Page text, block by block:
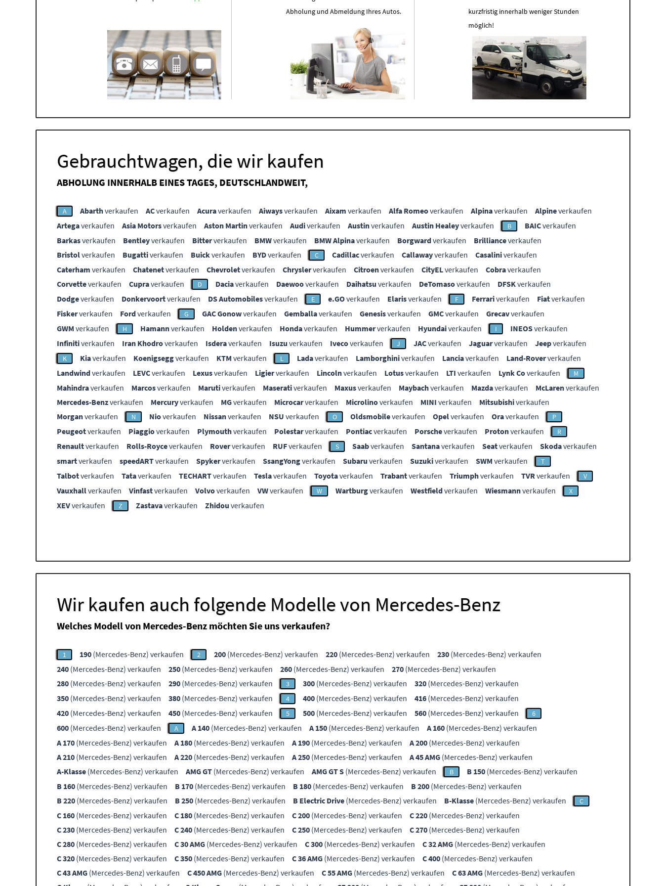
Abholung und Abmeldung Ihres Autos.
kurzfristig innerhalb weniger Stunden
möglich!
Gebrauchtwagen, die wir kaufen
ABHOLUNG INNERHALB EINES TAGES, DEUTSCHLANDWEIT,
A Abarthverkaufen ACverkaufen Acuraverkaufen Aiwaysverkaufen Aixam verkaufen Alfa Romeoverkaufen Alpinaverkaufen Alpineverkaufen
Artegaverkaufen Asia Motorsverkaufen Aston Martinverkaufen Audiverkaufen Austinverkaufen Austin Healeyverkaufen B BAICverkaufen
Barkasverkaufen Bentleyverkaufen Bitterverkaufen BMWverkaufen BMW Alpinaverkaufen Borgwardverkaufen Brillianceverkaufen
Bristolverkaufen Bugattiverkaufen Buickverkaufen BYDverkaufen C Cadillacverkaufen Callawayverkaufen Casaliniverkaufen
Caterham verkaufen Chatenetverkaufen Chevroletverkaufen Chryslerverkaufen Citroenverkaufen CityELverkaufen Cobraverkaufen
Corvetteverkaufen Cupraverkaufen D Daciaverkaufen Daewooverkaufen Daihatsu verkaufen DeTomasoverkaufen DFSKverkaufen
Dodgeverkaufen Donkervoortverkaufen DS Automobilesverkaufen E e.GOverkaufen Elarisverkaufen F Ferrariverkaufen Fiatverkaufen
Fiskerverkaufen Fordverkaufen G GAC Gonowverkaufen Gemballaverkaufen Genesisverkaufen GMCverkaufen Grecavverkaufen
GWM verkaufen H Hamannverkaufen Holdenverkaufen Hondaverkaufen Hummerverkaufen Hyundaiverkaufen I INEOSverkaufen
Infinitiverkaufen Iran Khodroverkaufen Isderaverkaufen Isuzu verkaufen Ivecoverkaufen J JACverkaufen Jaguarverkaufen Jeepverkaufen
K Kiaverkaufen Koenigseggverkaufen KTM verkaufen L Ladaverkaufen Lamborghiniverkaufen Lanciaverkaufen Land-Roververkaufen
Landwindverkaufen LEVCverkaufen Lexusverkaufen Ligierverkaufen Lincolnverkaufen Lotusverkaufen LTI verkaufen Lynk Coverkaufen M
Mahindraverkaufen Marcosverkaufen Marutiverkaufen Maserativerkaufen Maxusverkaufen Maybachverkaufen Mazdaverkaufen McLarenverkaufen
Mercedes-Benzverkaufen Mercuryverkaufen MGverkaufen Microcarverkaufen Microlinoverkaufen MINI verkaufen Mitsubishiverkaufen
Morganverkaufen N Nioverkaufen Nissanverkaufen NSU verkaufen O Oldsmobileverkaufen Opelverkaufen Oraverkaufen P
Peugeotverkaufen Piaggioverkaufen Plymouthverkaufen Polestarverkaufen Pontiacverkaufen Porscheverkaufen Protonverkaufen R
Renaultverkaufen Rolls-Royceverkaufen Roververkaufen RUFverkaufen S Saabverkaufen Santanaverkaufen Seatverkaufen Skodaverkaufen
smartverkaufen speedARTverkaufen Spykerverkaufen SsangYongverkaufen Subaru verkaufen Suzukiverkaufen SWM verkaufen T
Talbotverkaufen Tataverkaufen TECHARTverkaufen Teslaverkaufen Toyotaverkaufen Trabantverkaufen Triumphverkaufen TVRverkaufen V
Vauxhallverkaufen Vinfastverkaufen Volvoverkaufen VWverkaufen W Wartburgverkaufen Westfieldverkaufen Wiesmannverkaufen X
XEVverkaufen Z Zastavaverkaufen Zhidou verkaufen
Wir kaufen auch folgende Modelle von Mercedes-Benz
Welches Modell von Mercedes-Benz möchten Sie uns verkaufen?
1 190 (Mercedes-Benz) verkaufen 2 200 (Mercedes-Benz) verkaufen 220 (Mercedes-Benz) verkaufen 230 (Mercedes-Benz) verkaufen
240 (Mercedes-Benz) verkaufen 250 (Mercedes-Benz) verkaufen 260 (Mercedes-Benz) verkaufen 270 (Mercedes-Benz) verkaufen
280 (Mercedes-Benz) verkaufen 290 (Mercedes-Benz) verkaufen 3 300 (Mercedes-Benz) verkaufen 320 (Mercedes-Benz) verkaufen
350 (Mercedes-Benz) verkaufen 380 (Mercedes-Benz) verkaufen 4 400 (Mercedes-Benz) verkaufen 416 (Mercedes-Benz) verkaufen
420 (Mercedes-Benz) verkaufen 450 (Mercedes-Benz) verkaufen 5 500 (Mercedes-Benz) verkaufen 560 (Mercedes-Benz) verkaufen 6
600 (Mercedes-Benz) verkaufen A A 140 (Mercedes-Benz) verkaufen A 150 (Mercedes-Benz) verkaufen A 160 (Mercedes-Benz) verkaufen
A 170 (Mercedes-Benz) verkaufen A 180 (Mercedes-Benz) verkaufen A 190 (Mercedes-Benz) verkaufen A 200 (Mercedes-Benz) verkaufen
A 210 (Mercedes-Benz) verkaufen A 220 (Mercedes-Benz) verkaufen A 250 (Mercedes-Benz) verkaufen A 45 AMG (Mercedes-Benz) verkaufen
A-Klasse (Mercedes-Benz) verkaufen AMG GT (Mercedes-Benz) verkaufen AMG GT S (Mercedes-Benz) verkaufen B B 150 (Mercedes-Benz) verkaufen
B 160 (Mercedes-Benz) verkaufen B 170 (Mercedes-Benz) verkaufen B 180 (Mercedes-Benz) verkaufen B 200 (Mercedes-Benz) verkaufen
B 220 (Mercedes-Benz) verkaufen B 250 (Mercedes-Benz) verkaufen B Electric Drive (Mercedes-Benz) verkaufen B-Klasse (Mercedes-Benz) verkaufen C
C 160 (Mercedes-Benz) verkaufen C 180 (Mercedes-Benz) verkaufen C 200 (Mercedes-Benz) verkaufen C 220 (Mercedes-Benz) verkaufen
C 230 (Mercedes-Benz) verkaufen C 240 (Mercedes-Benz) verkaufen C 250 (Mercedes-Benz) verkaufen C 270 (Mercedes-Benz) verkaufen
C 280 (Mercedes-Benz) verkaufen C 30 AMG (Mercedes-Benz) verkaufen C 300 (Mercedes-Benz) verkaufen C 32 AMG (Mercedes-Benz) verkaufen
C 320 (Mercedes-Benz) verkaufen C 350 (Mercedes-Benz) verkaufen C 36 AMG (Mercedes-Benz) verkaufen C 400 (Mercedes-Benz) verkaufen
C 43 AMG (Mercedes-Benz) verkaufen C 450 AMG (Mercedes-Benz) verkaufen C 55 AMG (Mercedes-Benz) verkaufen C 63 AMG (Mercedes-Benz) verkaufen